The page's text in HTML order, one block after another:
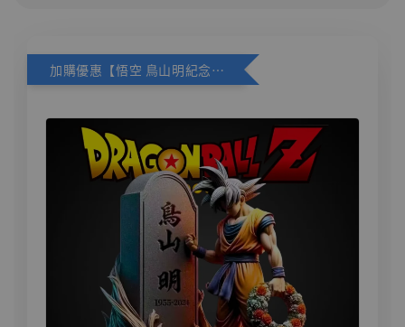
加購優惠【悟空 鳥山明紀念款 [奇蹟工作室]】